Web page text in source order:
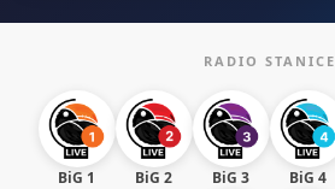
RADIO STANICE
BiG 1 BiG 2 BiG 3 BiG 4